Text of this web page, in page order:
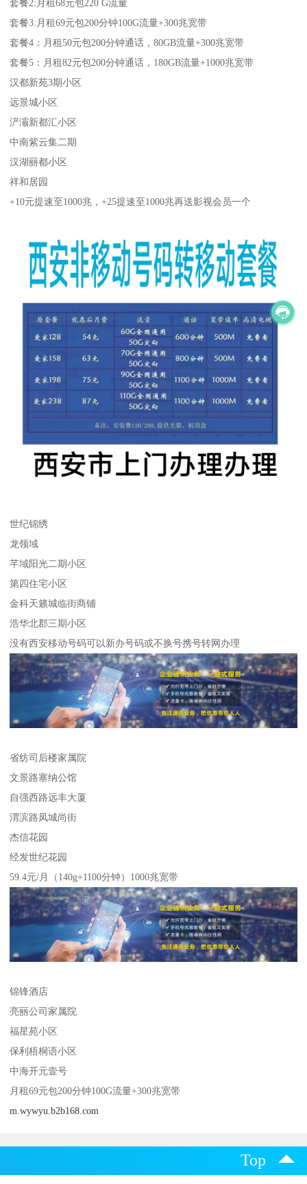
套餐2:月租68元包220 G流量
套餐3:月租69元包200分钟100G流量+300兆宽带
套餐4：月租50元包200分钟通话，80GB流量+300兆宽带
套餐5：月租82元包200分钟通话，180GB流量+1000兆宽带
汉都新苑3期小区
远景城小区
浐灞新都汇小区
中南紫云集二期
汉湖丽都小区
祥和居园
+10元提速至1000兆，+25提速至1000兆再送影视会员一个
世纪锦绣
龙领域
芊域阳光二期小区
第四住宅小区
金科天籁城临街商铺
浩华北郡三期小区
没有西安移动号码可以新办号码或不换号携号转网办理
省纺司后楼家属院
文景路塞纳公馆
自强西路远丰大厦
渭滨路凤城尚街
杰信花园
经发世纪花园
59.4元/月（140g+1100分钟）1000兆宽带
锦锋酒店
亮丽公司家属院
福星苑小区
保利梧桐语小区
中海开元壹号
月租69元包200分钟100G流量+300兆宽带
m.wywyu.b2b168.com
Top